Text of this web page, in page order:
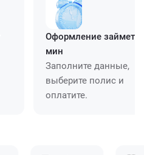
Оформление займет
мин
Заполните данные,
выберите полис и
оплатите.